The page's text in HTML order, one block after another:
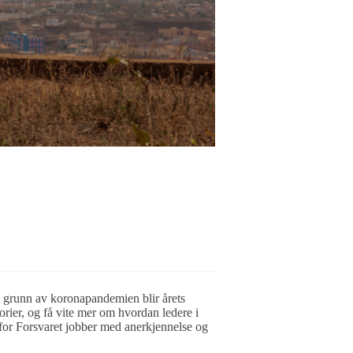
av koronapandemien blir årets
og få vite mer om hvordan ledere i
Forsvaret jobber med anerkjennelse og